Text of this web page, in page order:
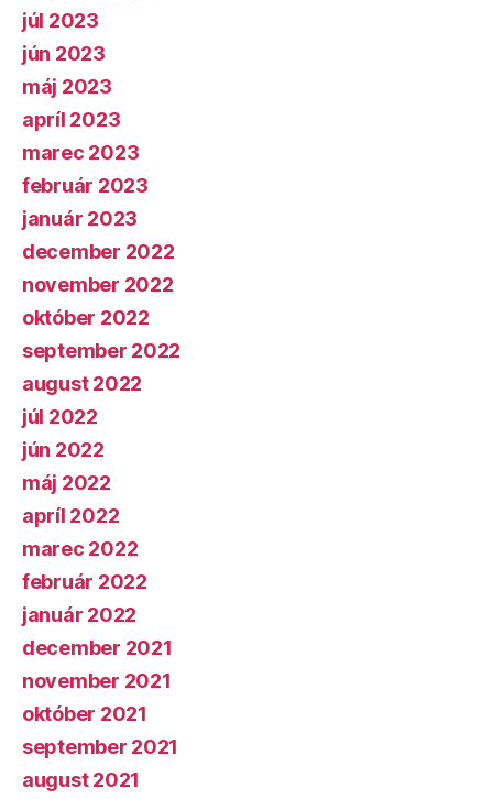
júl 2023
jún 2023
máj 2023
apríl 2023
marec 2023
február 2023
január 2023
december 2022
november 2022
október 2022
september 2022
august 2022
júl 2022
jún 2022
máj 2022
apríl 2022
marec 2022
február 2022
január 2022
december 2021
november 2021
október 2021
september 2021
august 2021